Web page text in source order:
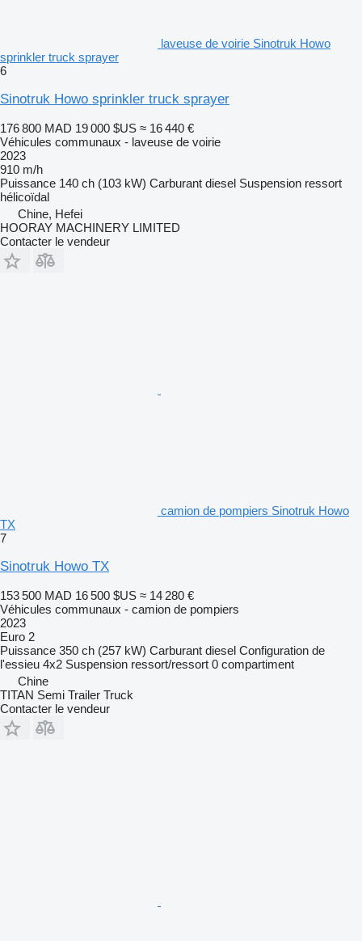
laveuse de voirie Sinotruk Howo
sprinkler truck sprayer
6
Sinotruk Howo sprinkler truck sprayer
176 800 MAD 19 000 $US ≈ 16 440 €
Véhicules communaux - laveuse de voirie
2023
910 m/h
Puissance 140 ch (103 kW) Carburant diesel Suspension ressort
hélicoïdal
Chine, Hefei
HOORAY MACHINERY LIMITED
Contacter le vendeur
camion de pompiers Sinotruk Howo
TX
7
Sinotruk Howo TX
153 500 MAD 16 500 $US ≈ 14 280 €
Véhicules communaux - camion de pompiers
2023
Euro 2
Puissance 350 ch (257 kW) Carburant diesel Configuration de
l'essieu 4x2 Suspension ressort/ressort 0 compartiment
Chine
TITAN Semi Trailer Truck
Contacter le vendeur